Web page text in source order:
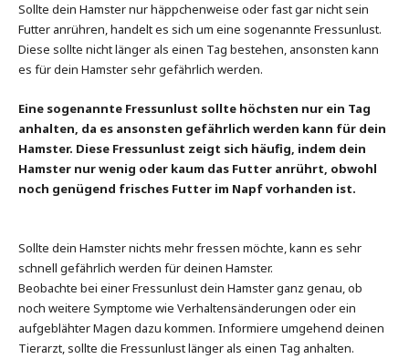
Sollte dein Hamster nur häppchenweise oder fast gar nicht sein
Futter anrühren, handelt es sich um eine sogenannte Fressunlust.
Diese sollte nicht länger als einen Tag bestehen, ansonsten kann
es für dein Hamster sehr gefährlich werden.
Eine sogenannte Fressunlust sollte höchsten nur ein Tag
anhalten, da es ansonsten gefährlich werden kann für dein
Hamster. Diese Fressunlust zeigt sich häufig, indem dein
Hamster nur wenig oder kaum das Futter anrührt, obwohl
noch genügend frisches Futter im Napf vorhanden ist.
Sollte dein Hamster nichts mehr fressen möchte, kann es sehr
schnell gefährlich werden für deinen Hamster.
Beobachte bei einer Fressunlust dein Hamster ganz genau, ob
noch weitere Symptome wie Verhaltensänderungen oder ein
aufgeblähter Magen dazu kommen. Informiere umgehend deinen
Tierarzt, sollte die Fressunlust länger als einen Tag anhalten.